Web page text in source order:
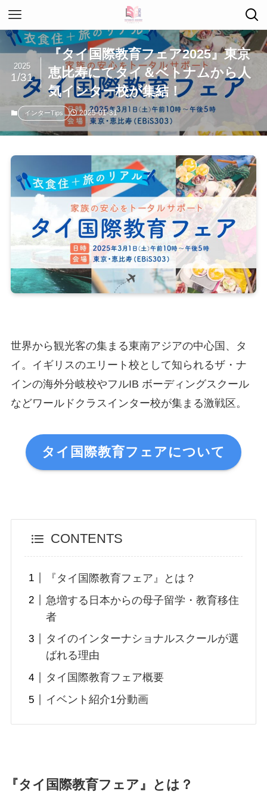
『タイ国際教育フェア2025』東京
恵比寿にてタイ＆ベトナムから人
気インター校が集結！
2025
1/31
インターTips 2025-01-31
世界から観光客の集まる東南アジアの中心国、タ
イ。イギリスのエリート校として知られるザ・ナ
インの海外分岐校やフルIB ボーディングスクール
などワールドクラスインター校が集まる激戦区。
タイ国際教育フェアについて
CONTENTS
『タイ国際教育フェア』とは？
急増する日本からの母子留学・教育移住
者
タイのインターナショナルスクールが選
ばれる理由
タイ国際教育フェア概要
イベント紹介1分動画
『タイ国際教育フェア』とは ？